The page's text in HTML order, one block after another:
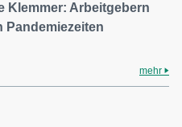
Klemmer: Arbeitgebern
Pandemiezeiten
mehr